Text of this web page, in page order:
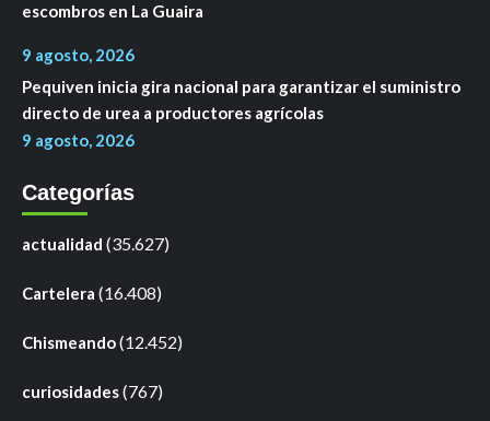
escombros en La Guaira
9 agosto, 2026
Pequiven inicia gira nacional para garantizar el suministro
directo de urea a productores agrícolas
9 agosto, 2026
Categorías
actualidad (35.627)
Cartelera (16.408)
Chismeando(12.452)
curiosidades(767)